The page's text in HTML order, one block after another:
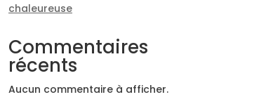
chaleureuse
Commentaires
récents
Aucun commentaire à afficher.